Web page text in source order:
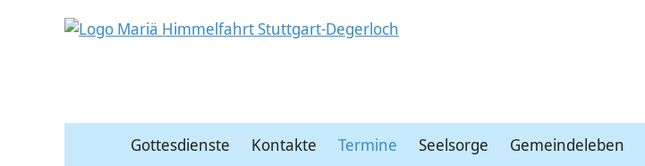
Gottesdienste Kontakte Termine Seelsorge Gemeindeleben